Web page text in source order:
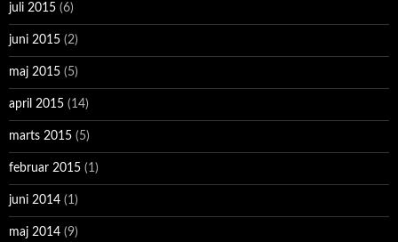
juli 2015 (6)
juni 2015 (2)
maj 2015 (5)
april 2015 (14)
marts 2015 (5)
februar 2015 (1)
juni 2014 (1)
maj 2014 (9)